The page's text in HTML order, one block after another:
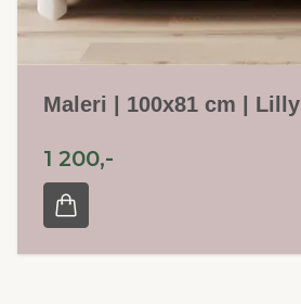
Maleri | 100x81 cm | Lilly
1 200,-